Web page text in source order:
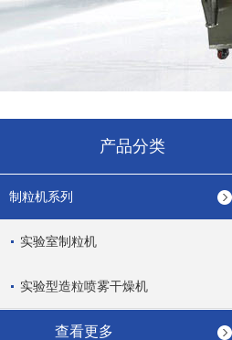
产品分类
制粒机系列
实验室制粒机
实验型造粒喷雾干燥机
查看更多